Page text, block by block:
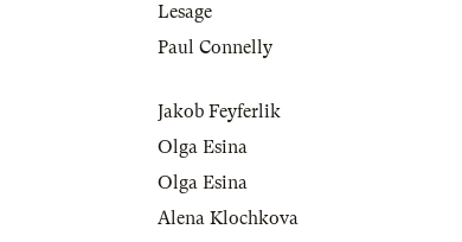
Lesage
Paul Connelly
Jakob Feyferlik
Olga Esina
Olga Esina
Alena Klochkova